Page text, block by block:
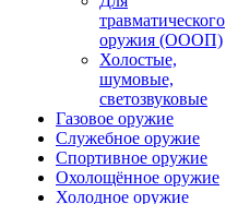
травматического
оружия (ОООП)
Холостые,
шумовые,
светозвуковые
Газовое оружие
Служебное оружие
Спортивное оружие
Охолощённое оружие
Холодное оружие